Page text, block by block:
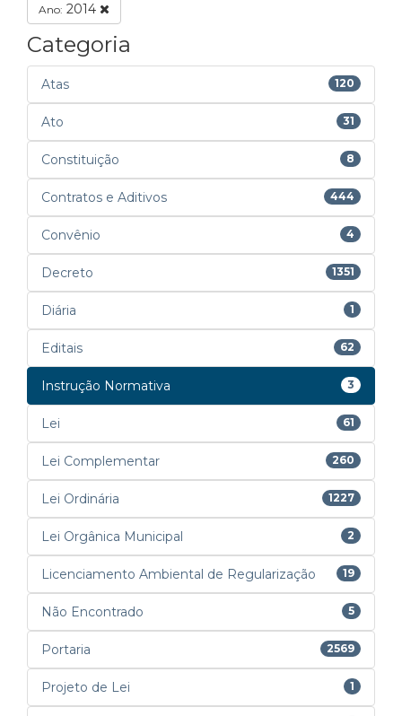
Ano: 2014
Categoria
Atas 120
Ato 31
Constituição 8
Contratos e Aditivos 444
Convênio 4
Decreto 1351
Diária 1
Editais 62
Instrução Normativa 3
Lei 61
Lei Complementar 260
Lei Ordinária 1227
Lei Orgânica Municipal 2
Licenciamento Ambiental de Regularização 19
Não Encontrado 5
Portaria 2569
Projeto de Lei 1